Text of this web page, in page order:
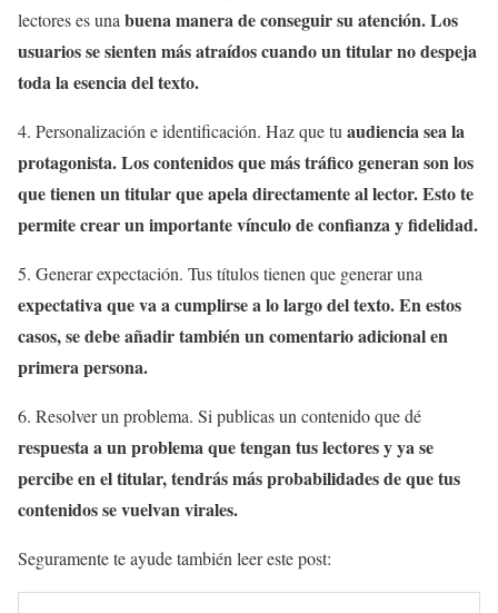
lectores es una buena manera de conseguir su atención. Los
usuarios se sienten más atraídos cuando un titular no despeja
toda la esencia del texto.
4. Personalización e identificación. Haz que tu audiencia sea la
protagonista. Los contenidos que más tráfico generan son los
que tienen un titular queapela directamente al lector.Esto te
permite crear un importante vínculo de confianza y fidelidad.
5. Generar expectación. Tus títulos tienen que generar una
expectativa que va a cumplirse a lo largo del texto. En estos
casos, se debe añadir también un comentario adicional en
primera persona.
6. Resolver un problema. Si publicas un contenido que dé
respuesta a un problema que tengan tus lectores y ya se
percibe en el titular, tendrás más probabilidades de que tus
contenidos se vuelvan virales.
Seguramente te ayude también leer este post: